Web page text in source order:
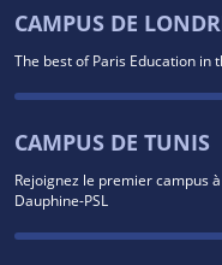
CAMPUS DE
The best of Paris Education in
CAMPUS DE TUNIS
Rejoignez le premier campus
Dauphine-PSL